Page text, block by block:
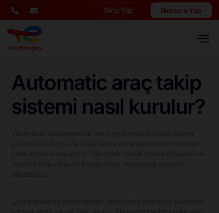
Giriş Yap Başvuru Yap
Automatic araç takip
sistemi nasıl kurulur?